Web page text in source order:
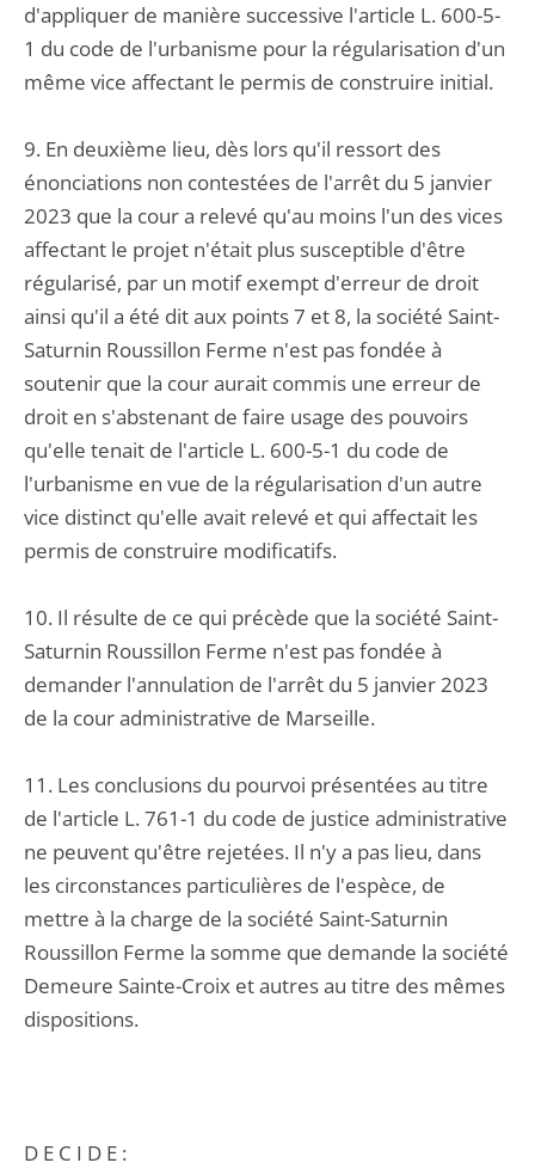
d'appliquer de manière successive l'article L. 600-5-
1 du code de l'urbanisme pour la régularisation d'un
même vice affectant le permis de construire initial.
9. En deuxième lieu, dès lors qu'il ressort des
énonciations non contestées de l'arrêt du 5 janvier
2023 que la cour a relevé qu'au moins l'un des vices
affectant le projet n'était plus susceptible d'être
régularisé, par un motif exempt d'erreur de droit
ainsi qu'il a été dit aux points 7 et 8, la société Saint-
Saturnin Roussillon Ferme n'est pas fondée à
soutenir que la cour aurait commis une erreur de
droit en s'abstenant de faire usage des pouvoirs
qu'elle tenait de l'article L. 600-5-1 du code de
l'urbanisme en vue de la régularisation d'un autre
vice distinct qu'elle avait relevé et qui affectait les
permis de construire modificatifs.
10. Il résulte de ce qui précède que la société Saint-
Saturnin Roussillon Ferme n'est pas fondée à
demander l'annulation de l'arrêt du 5 janvier 2023
de la cour administrative de Marseille.
11. Les conclusions du pourvoi présentées au titre
de l'article L. 761-1 du code de justice administrative
ne peuvent qu'être rejetées. Il n'y a pas lieu, dans
les circonstances particulières de l'espèce, de
mettre à la charge de la société Saint-Saturnin
Roussillon Ferme la somme que demande la société
Demeure Sainte-Croix et autres au titre des mêmes
dispositions.
D E C I D E :